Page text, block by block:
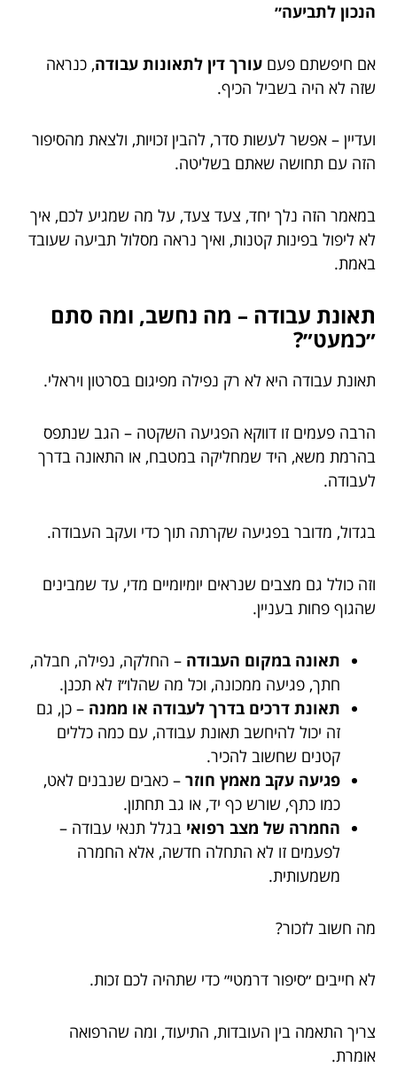
הנכון לתביעה״
אם חיפשתם פעם עורך דין לתאונות עבודה, כנראה
שזה לא היה בשביל הכיף.
ועדיין – אפשר לעשות סדר, להבין זכויות, ולצאת מהסיפור
הזה עם תחושה שאתם בשליטה.
במאמר הזה נלך יחד, צעד צעד, על מה שמגיע לכם, איך
לא ליפול בפינות קטנות, ואיך נראה מסלול תביעה שעובד
באמת.
תאונת עבודה – מה נחשב, ומה סתם
״כמעט״?
תאונת עבודה היא לא רק נפילה מפיגום בסרטון ויראלי.
הרבה פעמים זו דווקא הפגיעה השקטה – הגב שנתפס
בהרמת משא, היד שמחליקה במטבח, או התאונה בדרך
לעבודה.
בגדול, מדובר בפגיעה שקרתה תוך כדי ועקב העבודה.
וזה כולל גם מצבים שנראים יומיומיים מדי, עד שמבינים
שהגוף פחות בעניין.
תאונה במקום העבודה – החלקה, נפילה, חבלה,
חתך, פגיעה ממכונה, וכל מה שהלו״ז לא תכנן.
תאונת דרכים בדרך לעבודה או ממנה – כן, גם
זה יכול להיחשב תאונת עבודה, עם כמה כללים
קטנים שחשוב להכיר.
פגיעה עקב מאמץ חוזר – כאבים שנבנים לאט,
כמו כתף, שורש כף יד, או גב תחתון.
החמרה של מצב רפואי בגלל תנאי עבודה –
לפעמים זו לא התחלה חדשה, אלא החמרה
משמעותית.
מה חשוב לזכור?
לא חייבים ״סיפור דרמטי״ כדי שתהיה לכם זכות.
צריך התאמה בין העובדות, התיעוד, ומה שהרפואה
אומרת.